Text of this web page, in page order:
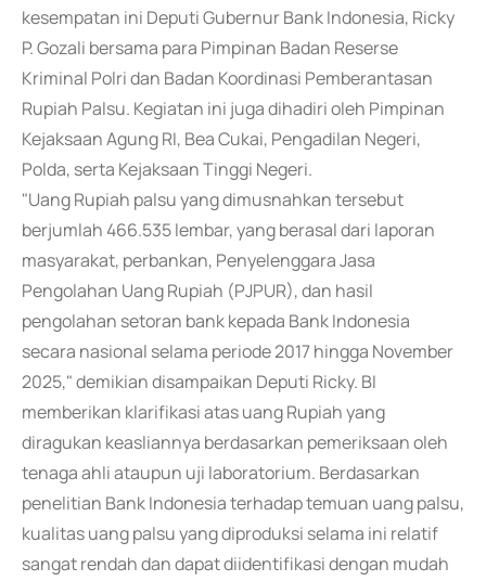
kesempatan ini Deputi Gubernur Bank Indonesia, Ricky
P. Gozali bersama para Pimpinan Badan Reserse
Kriminal Polri dan Badan Koordinasi Pemberantasan
Rupiah Palsu. Kegiatan ini juga dihadiri oleh Pimpinan
Kejaksaan Agung RI, Bea Cukai, Pengadilan Negeri,
Polda, serta Kejaksaan Tinggi Negeri.
"Uang Rupiah palsu yang dimusnahkan tersebut
berjumlah 466.535 lembar, yang berasal dari laporan
masyarakat, perbankan, Penyelenggara Jasa
Pengolahan Uang Rupiah (PJPUR), dan hasil
pengolahan setoran bank kepada Bank Indonesia
secara nasional selama periode 2017 hingga November
2025," demikian disampaikan Deputi Ricky. BI
memberikan klarifikasi atas uang Rupiah yang
diragukan keasliannya berdasarkan pemeriksaan oleh
tenaga ahli ataupun uji laboratorium. Berdasarkan
penelitian Bank Indonesia terhadap temuan uang palsu,
kualitas uang palsu yang diproduksi selama ini relatif
sangat rendah dan dapat diidentifikasi dengan mudah